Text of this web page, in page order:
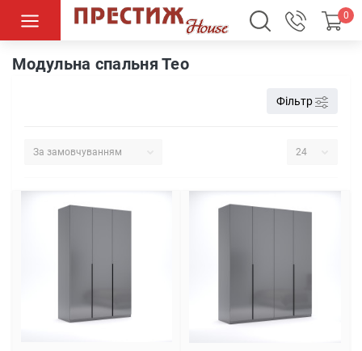
0
Спальні Модульні спальні Модульна спальня Тео
Модульна спальня Тео
Фільтр